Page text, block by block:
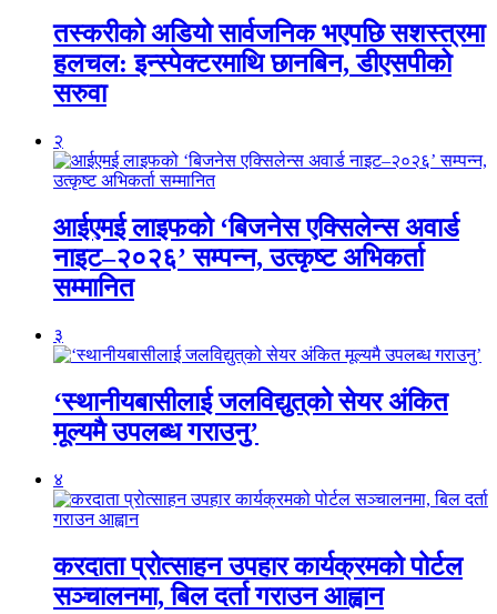
तस्करीको अडियो सार्वजनिक भएपछि सशस्त्रमा
हलचल: इन्स्पेक्टरमाथि छानबिन, डीएसपीको
सरुवा
२
आईएमई लाइफको ‘बिजनेस एक्सिलेन्स अवार्ड
नाइट–२०२६’ सम्पन्न, उत्कृष्ट अभिकर्ता
सम्मानित
३
‘स्थानीयबासीलाई जलविद्युत्‌को सेयर अंकित
मूल्यमै उपलब्ध गराउनु’
४
करदाता प्रोत्साहन उपहार कार्यक्रमको पोर्टल
सञ्चालनमा, बिल दर्ता गराउन आह्वान